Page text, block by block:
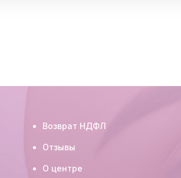
Возврат НДФЛ
Отзывы
О центре